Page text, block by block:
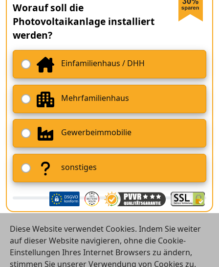
Worauf soll die
Photovoltaikanlage installiert
werden?
Einfamilienhaus / DHH
Mehrfamilienhaus
Gewerbeimmobilie
sonstiges
Diese Website verwendet Cookies. Indem Sie weiter
auf dieser Website navigieren, ohne die Cookie-
Einstellungen Ihres Internet Browsers zu ändern,
stimmen Sie unserer Verwendung von Cookies zu.